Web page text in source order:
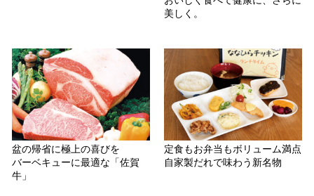
美しく。
盆の帰省に極上の喜びを
バーベキューに最適な「佐賀
牛」
定食もお弁当もボリューム満点
自家製だれで味わう新名物